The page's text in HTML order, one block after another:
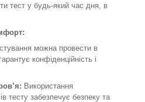
тест у будь-який час дня, в
можна провести в
конфіденційність і
Використання
тесту забезпечує безпеку та